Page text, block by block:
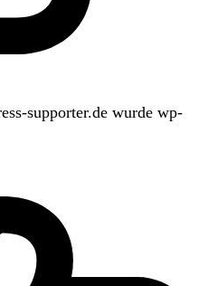
supporter.de wurde wp-